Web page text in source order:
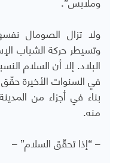
ولا تزال الصومال
وتسيطر حركة الشباب
البلاد. إلا أن السلام
في السنوات الأخيرة
بناء في أجزاء من
منه.
– “إذا تحقّق السلام” –